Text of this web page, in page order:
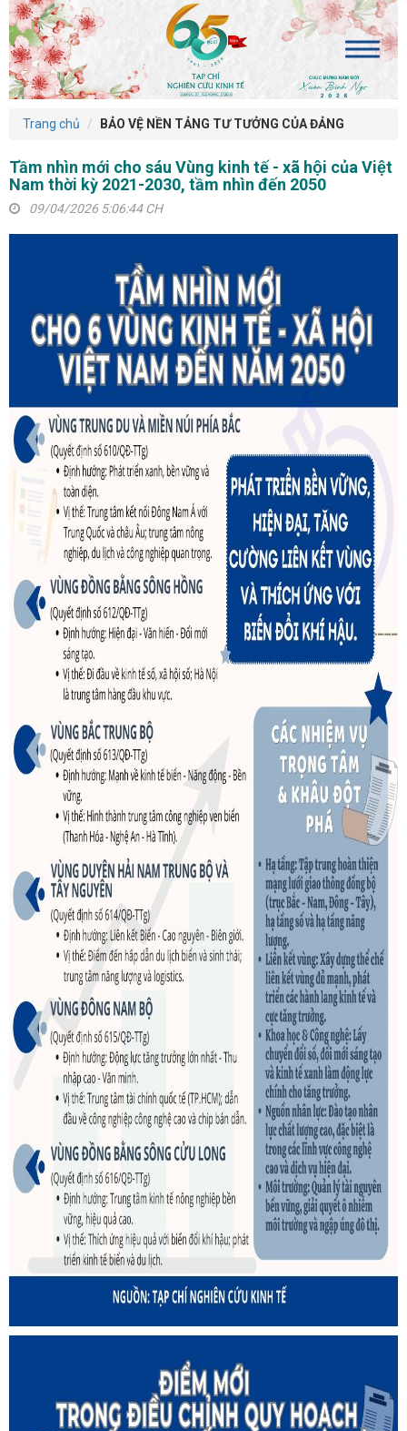
Trang chủ BẢO VỆ NỀN TẢNG TƯ TƯỞNG CỦA ĐẢNG
Tầm nhìn mới cho sáu Vùng kinh tế - xã hội của Việt
Nam thời kỳ 2021-2030, tầm nhìn đến 2050
09/04/2026 5:06:44 CH